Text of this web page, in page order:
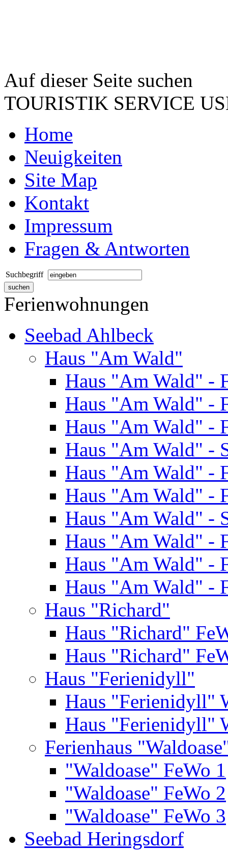
Auf dieser Seite suchen
TOURISTIK SERVICE
Home
Neuigkeiten
Site Map
Kontakt
Impressum
Fragen & Antworten
Suchbegriff
Ferienwohnungen
Seebad Ahlbeck
Haus "Am Wald"
Haus "Am Wald" -
Haus "Am Wald" -
Haus "Am Wald" -
Haus "Am Wald" -
Haus "Am Wald" -
Haus "Am Wald" -
Haus "Am Wald" -
Haus "Am Wald" -
Haus "Am Wald" -
Haus "Am Wald" -
Haus "Richard"
Haus "Richard"
Haus "Richard"
Haus "Ferienidyll"
Haus "Ferienidyll"
Haus "Ferienidyll"
Ferienhaus
"Waldoase" FeWo 1
"Waldoase" FeWo 2
"Waldoase" FeWo 3
Seebad Heringsdorf